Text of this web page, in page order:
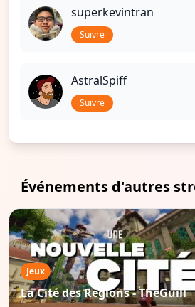
superkevintran
Suivre
AstralSpiff
Suivre
Événements d'autres
Jeux
La Cité des Régions - TheGuill